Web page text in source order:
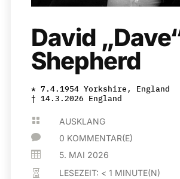
David
Shepherd
* 7.4.1954 Yorkshire, England
† 14.3.2026 England
 AUSKLANG
 0 KOMMENTAR(E)
 5. MAI 2026
 LESEZEIT: < 1 MINUTE(N)